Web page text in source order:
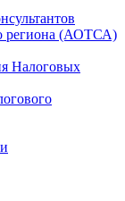
региона (АОТСА)
Налоговых